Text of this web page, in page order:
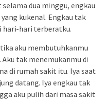
dua minggu, engkau
kukenal. Engkau tak
hari-hari terberatku.
aku membutuhkanmu
tak menemukanmu di
di rumah sakit itu. Iya saat
datang. Iya engkau tak
aku pulih dari masa sakit